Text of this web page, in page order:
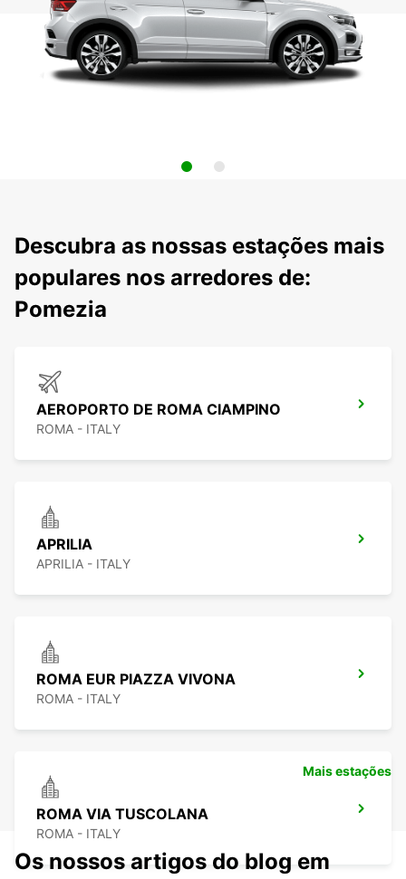
Descubra as nossas estações mais
populares nos arredores de:
Pomezia
AEROPORTO DE ROMA CIAMPINO
ROMA - ITALY
APRILIA
APRILIA - ITALY
ROMA EUR PIAZZA VIVONA
ROMA - ITALY
ROMA VIA TUSCOLANA
ROMA - ITALY
Mais estações
Os nossos artigos do blog em